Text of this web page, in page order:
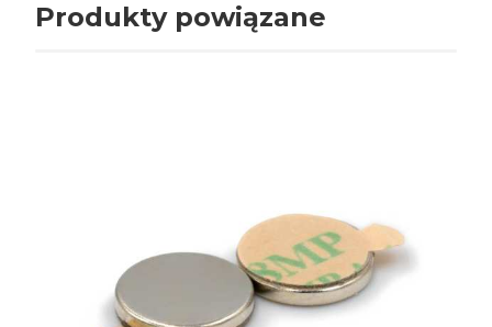
Produkty powiązane